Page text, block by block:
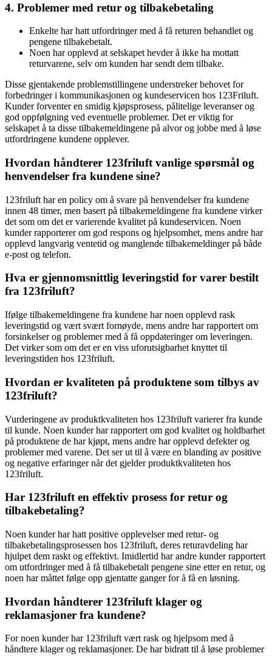
4. Problemer med retur og tilbakebetaling
Enkelte har hatt utfordringer med å få returen behandlet og
pengene tilbakebetalt.
Noen har opplevd at selskapet hevder å ikke ha mottatt
returvarene, selv om kunden har sendt dem tilbake.
Disse gjentakende problemstillingene understreker behovet for
forbedringer i kommunikasjonen og kundeservicen hos 123Friluft.
Kunder forventer en smidig kjøpsprosess, pålitelige leveranser og
god oppfølgning ved eventuelle problemer. Det er viktig for
selskapet å ta disse tilbakemeldingene på alvor og jobbe med å løse
utfordringene kundene opplever.
Hvordan håndterer 123friluft vanlige spørsmål og
henvendelser fra kundene sine?
123friluft har en policy om å svare på henvendelser fra kundene
innen 48 timer, men basert på tilbakemeldingene fra kundene virker
det som om det er varierende kvalitet på kundeservicen. Noen
kunder rapporterer om god respons og hjelpsomhet, mens andre har
opplevd langvarig ventetid og manglende tilbakemeldinger på både
e-post og telefon.
Hva er gjennomsnittlig leveringstid for varer bestilt
fra 123friluft?
Ifølge tilbakemeldingene fra kundene har noen opplevd rask
leveringstid og vært svært fornøyde, mens andre har rapportert om
forsinkelser og problemer med å få oppdateringer om leveringen.
Det virker som om det er en viss uforutsigbarhet knyttet til
leveringstiden hos 123friluft.
Hvordan er kvaliteten på produktene som tilbys av
123friluft?
Vurderingene av produktkvaliteten hos 123friluft varierer fra kunde
til kunde. Noen kunder har rapportert om god kvalitet og holdbarhet
på produktene de har kjøpt, mens andre har opplevd defekter og
problemer med varene. Det ser ut til å være en blanding av positive
og negative erfaringer når det gjelder produktkvaliteten hos
123friluft.
Har 123friluft en effektiv prosess for retur og
tilbakebetaling?
Noen kunder har hatt positive opplevelser med retur- og
tilbakebetalingsprosessen hos 123friluft, deres returavdeling har
hjulpet dem raskt og effektivt. Imidlertid har andre kunder rapportert
om utfordringer med å få tilbakebetalt pengene sine etter en retur, og
noen har måttet følge opp gjentatte ganger for å få en løsning.
Hvordan håndterer 123friluft klager og
reklamasjoner fra kundene?
For noen kunder har 123friluft vært rask og hjelpsom med å
håndtere klager og reklamasjoner. De har bidratt til å løse problemer